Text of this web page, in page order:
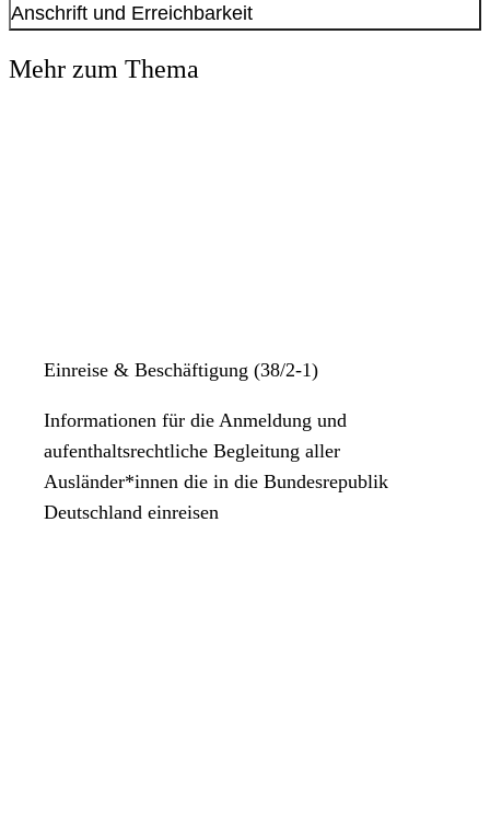
Anschrift und Erreichbarkeit
Anschrift
Mehr zum Thema
Einreise & Beschäftigung (38/2-1)
Informationen für die Anmeldung und
aufenthaltsrechtliche Begleitung aller
Ausländer*innen die in die Bundesrepublik
Deutschland einreisen